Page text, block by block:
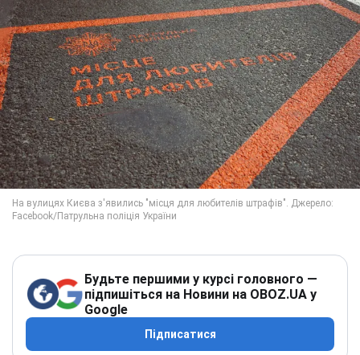
Будьте першими у курсі головного —
підпишіться на Новини на OBOZ.UA у
Google
Підписатися